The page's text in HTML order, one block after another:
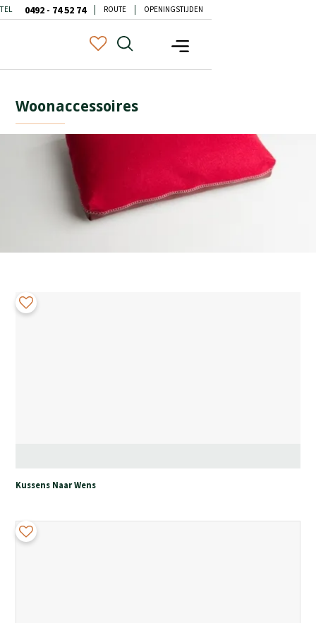
TEL 0492 - 74 52 74 ROUTE OPENINGSTIJDEN
Woonaccessoires
Kussens Naar Wens